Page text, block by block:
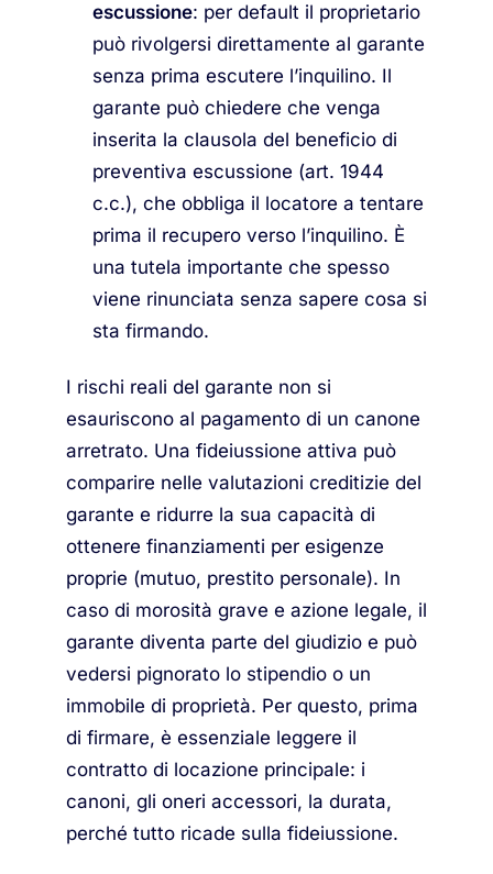
escussione: per default il proprietario
può rivolgersi direttamente al garante
senza prima escutere l’inquilino. Il
garante può chiedere che venga
inserita la clausola del beneficio di
preventiva escussione (art. 1944
c.c.), che obbliga il locatore a tentare
prima il recupero verso l’inquilino. È
una tutela importante che spesso
viene rinunciata senza sapere cosa si
sta firmando.
I rischi reali del garante non si
esauriscono al pagamento di un canone
arretrato. Una fideiussione attiva può
comparire nelle valutazioni creditizie del
garante e ridurre la sua capacità di
ottenere finanziamenti per esigenze
proprie (mutuo, prestito personale). In
caso di morosità grave e azione legale, il
garante diventa parte del giudizio e può
vedersi pignorato lo stipendio o un
immobile di proprietà. Per questo, prima
di firmare, è essenziale leggere il
contratto di locazione principale: i
canoni, gli oneri accessori, la durata,
perché tutto ricade sulla fideiussione.